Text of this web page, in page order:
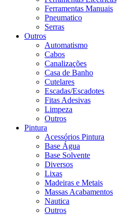
Ferramentas Manuais
Pneumatico
Serras
Outros
Automatismo
Cabos
Canalizações
Casa de Banho
Cutelares
Escadas/Escadotes
Fitas Adesivas
Limpeza
Outros
Pintura
Acessórios Pintura
Base Água
Base Solvente
Diversos
Lixas
Madeiras e Metais
Massas Acabamentos
Nautica
Outros